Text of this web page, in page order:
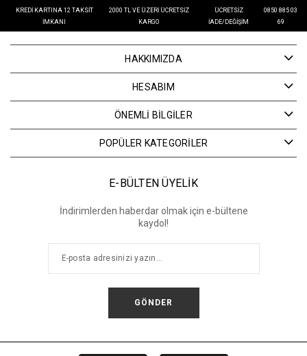
KREDI KARTINA 12 TAKSIT
İMKANI
2000 TL VE ÜZERI ÜCRETSIZ
KARGO
ÜCRETSIZ
İADE/DEĞIŞIM
0850 885 03
69
HAKKIMIZDA
HESABIM
ÖNEMLİ BİLGİLER
POPÜLER KATEGORİLER
E-BÜLTEN ÜYELİK
İndirimlerden haberdar olmak için e-bültene
kaydol!
GÖNDER